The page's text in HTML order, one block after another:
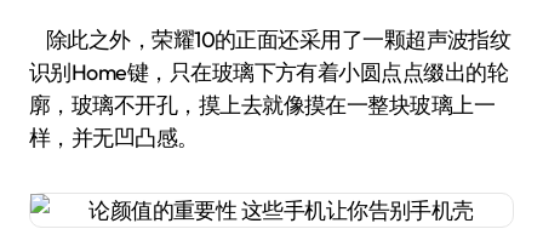
除此之外，荣耀10的正面还采用了一颗超声波指纹
识别Home键，只在玻璃下方有着小圆点点缀出的轮
廓，玻璃不开孔，摸上去就像摸在一整块玻璃上一
样，并无凹凸感。